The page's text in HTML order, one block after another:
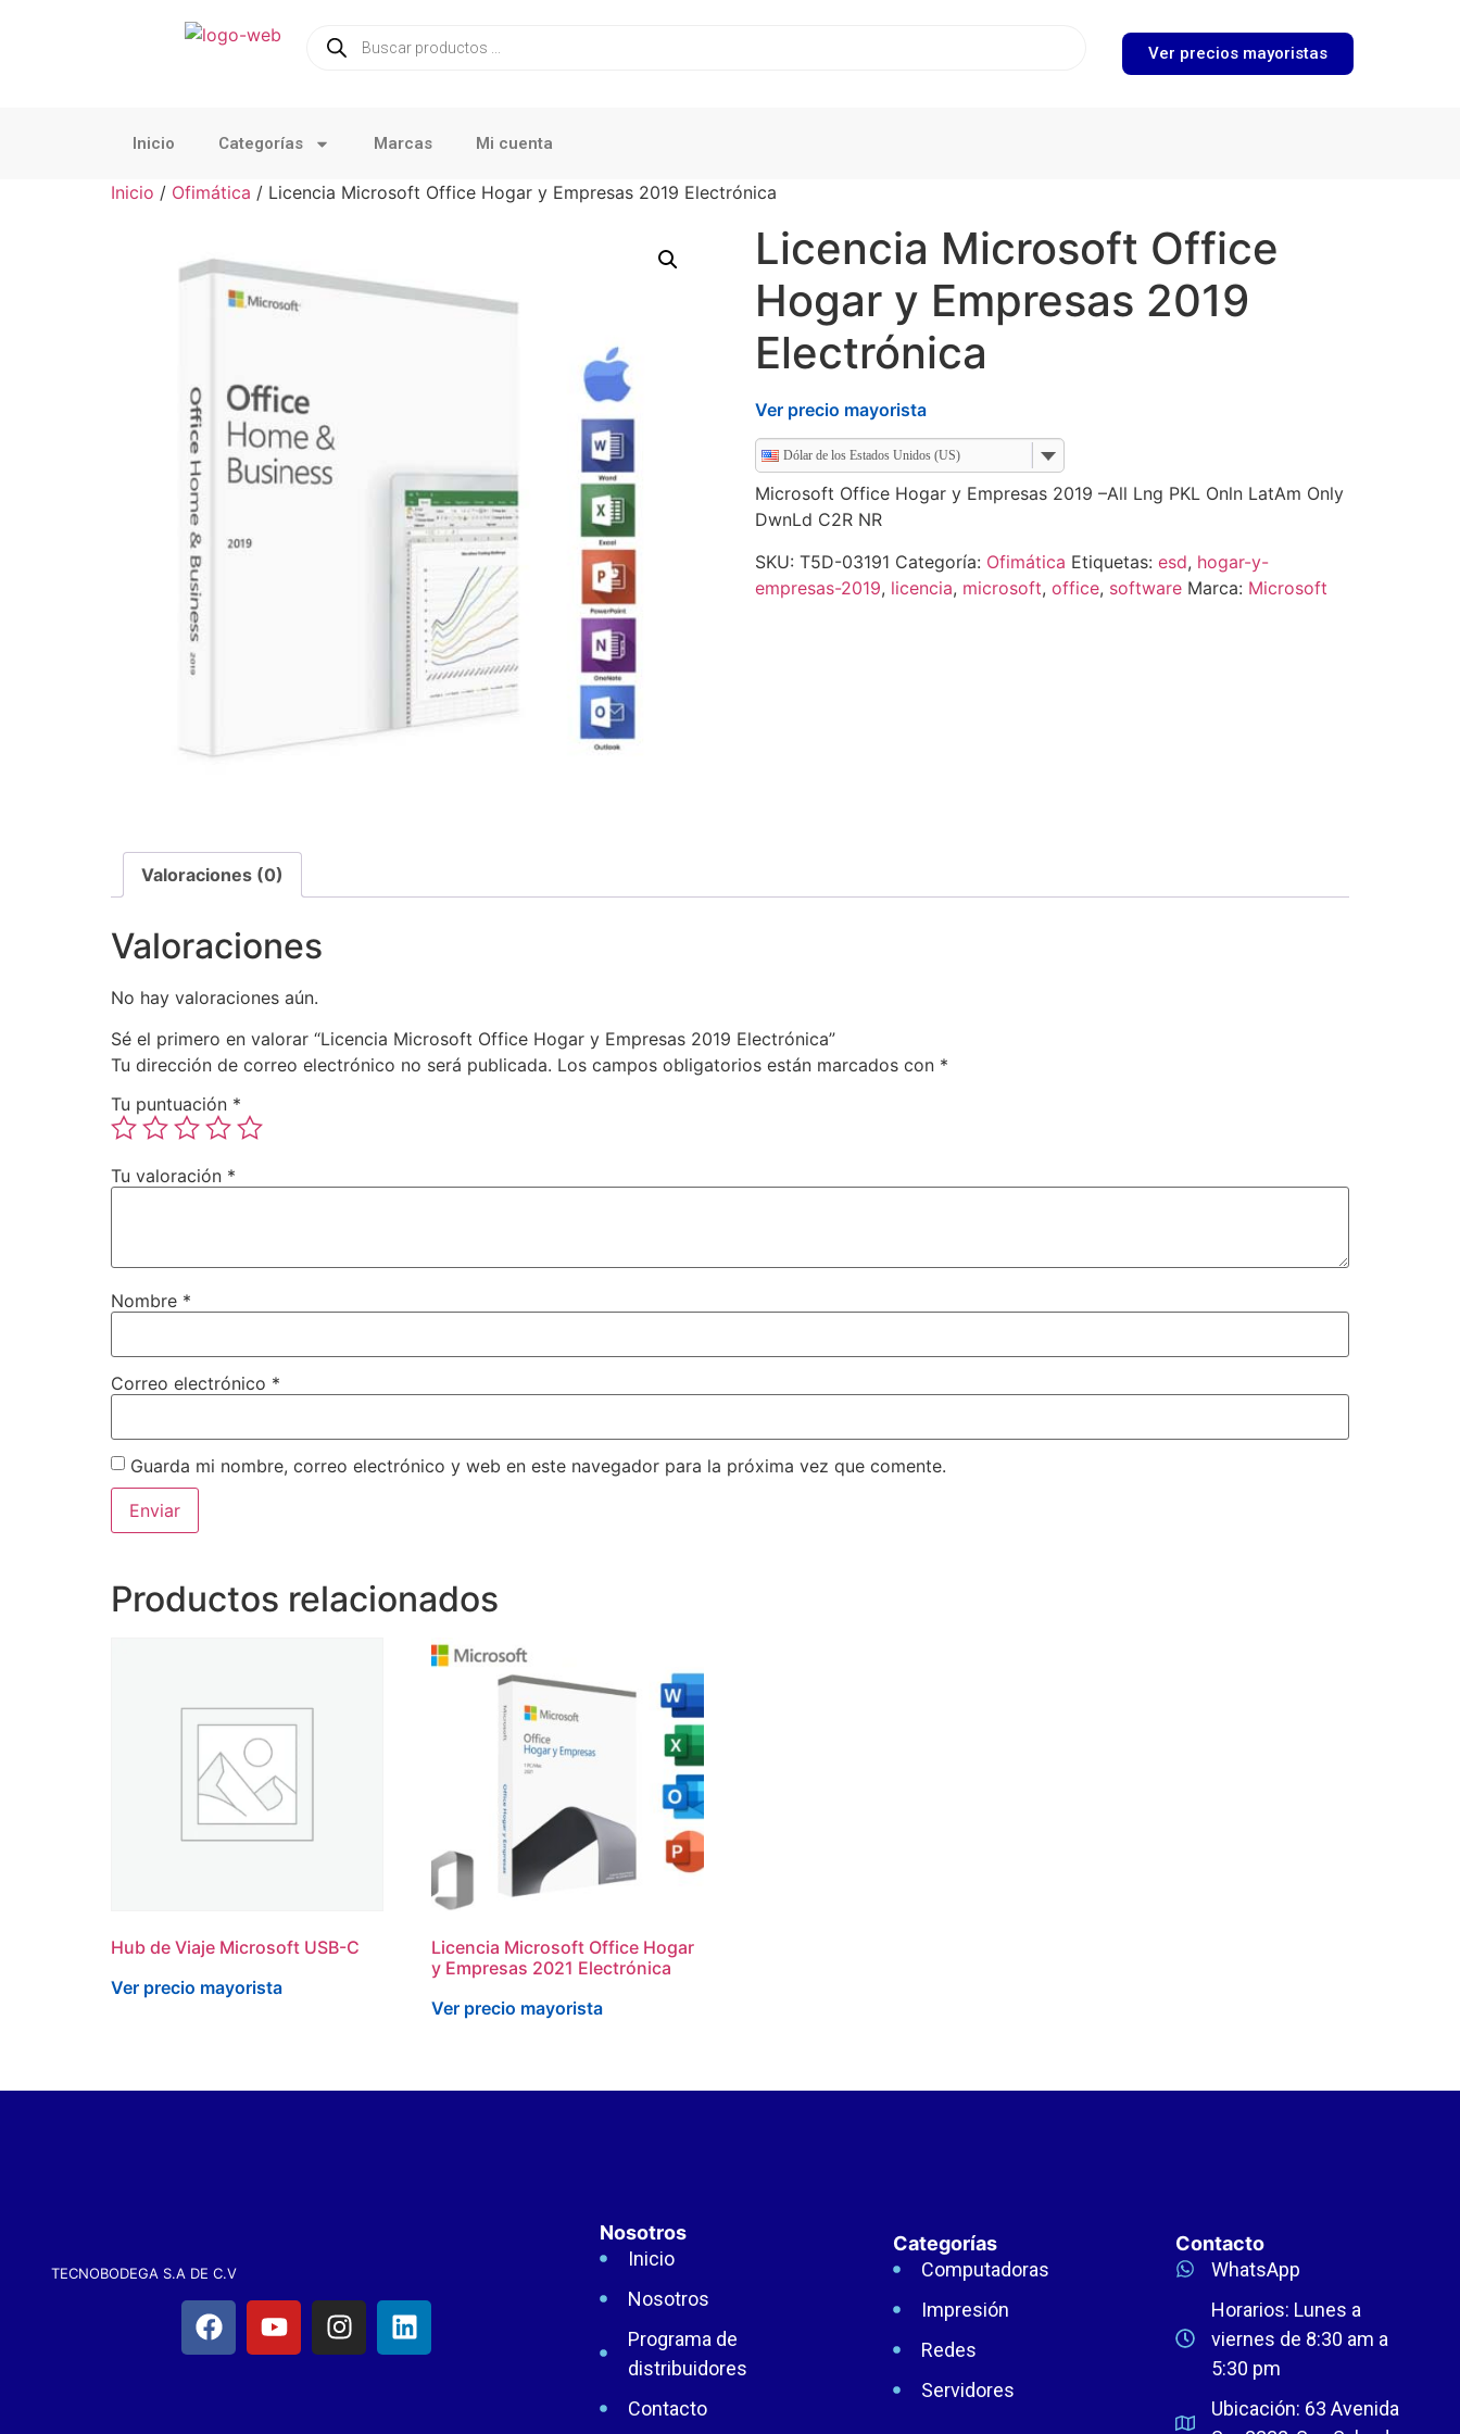
Ver precios mayoristas
Inicio Categorías Marcas Mi cuenta
Inicio / Ofimática / Licencia Microsoft Office Hogar y Empresas 2019 Electrónica
Licencia Microsoft Office
Hogar y Empresas 2019
Electrónica
Ver precio mayorista
Dólar de los Estados Unidos (US)
Microsoft Office Hogar y Empresas 2019 –All Lng PKL Onln LatAm Only
DwnLd C2R NR
SKU: T5D-03191 Categoría: Ofimática Etiquetas: esd, hogar-y-
empresas-2019, licencia, microsoft, office, software Marca: Microsoft
Valoraciones (0)
Valoraciones
No hay valoraciones aún.
Sé el primero en valorar “Licencia Microsoft Office Hogar y Empresas 2019 Electrónica”
Tu dirección de correo electrónico no será publicada. Los campos obligatorios están marcados con *
Tu puntuación *
Tu valoración *
Nombre *
Correo electrónico *
Guarda mi nombre, correo electrónico y web en este navegador para la próxima vez que comente.
Productos relacionados
Hub de Viaje Microsoft USB-C
Ver precio mayorista
Licencia Microsoft Office Hogar
y Empresas 2021 Electrónica
Ver precio mayorista
TECNOBODEGA S.A DE C.V
Nosotros
Inicio
Nosotros
Programa de
distribuidores
Contacto
Categorías
Computadoras
Impresión
Redes
Servidores
Contacto
WhatsApp
Horarios: Lunes a
viernes de 8:30 am a
5:30 pm
Ubicación: 63 Avenida